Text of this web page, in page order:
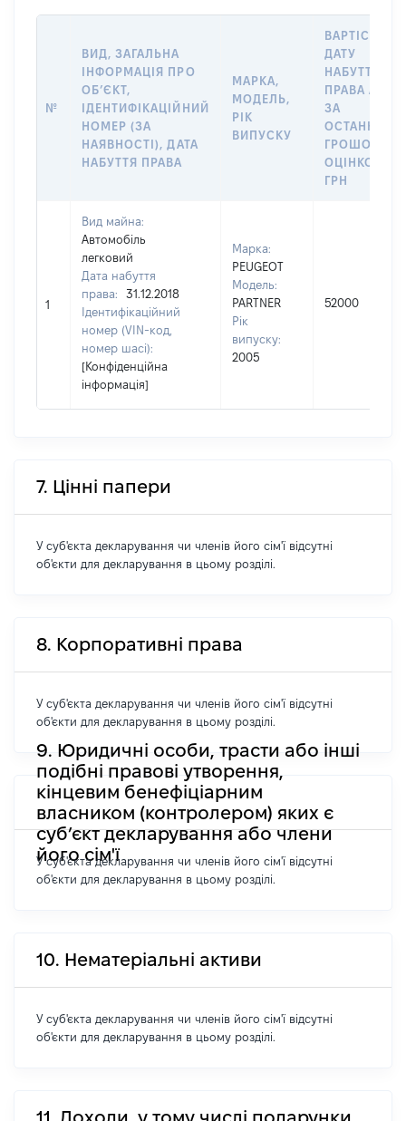
№
ВИД, ЗАГАЛЬНА
ІНФОРМАЦІЯ ПРО
ОБʼЄКТ,
ІДЕНТИФІКАЦІЙНИЙ
НОМЕР (ЗА
НАЯВНОСТІ), ДАТА
НАБУТТЯ ПРАВА
МАРКА,
МОДЕЛЬ,
РІК
ВИПУСКУ
ВАРТІСТЬ НА
ДАТУ
НАБУТТЯ
ПРАВА АБО
ЗА
ГРОШОВОЮ
ОЦІНКОЮ,
ГРН
1
Вид майна:
Автомобіль
легковий
Дата набуття
права:
31.12.2018
Ідентифікаційний
номер (VIN-код,
номер шасі):
[Конфіденційна
інформація]
Марка:
PEUGEOT
Модель:
PARTNER
Рік
випуску:
2005
52000
7. Цінні папери
У суб'єкта декларування чи членів його сім'ї відсутні
об'єкти для декларування в цьому розділі.
8. Корпоративні права
У суб'єкта декларування чи членів його сім'ї відсутні
об'єкти для декларування в цьому розділі.
9. Юридичні особи, трасти або інші
подібні правові утворення,
кінцевим бенефіціарним
власником (контролером) яких є
суб’єкт декларування або члени
його сім'ї
У суб'єкта декларування чи членів його сім'ї відсутні
об'єкти для декларування в цьому розділі.
10. Нематеріальні активи
У суб'єкта декларування чи членів його сім'ї відсутні
об'єкти для декларування в цьому розділі.